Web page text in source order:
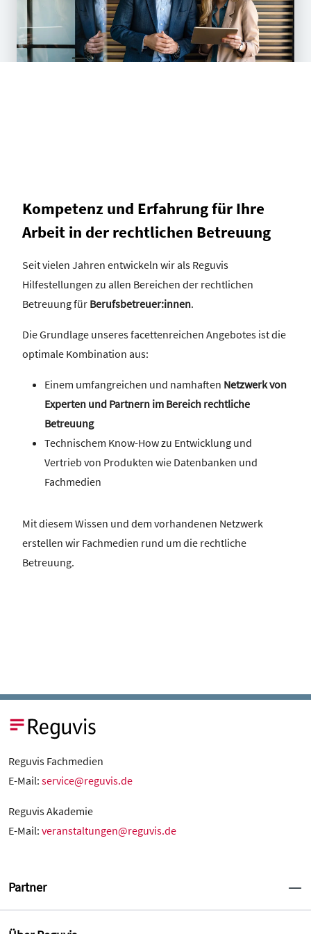
Kompetenz und Erfahrung für Ihre
Arbeit in der rechtlichen Betreuung
Seit vielen Jahren entwickeln wir als Reguvis
Hilfestellungen zu allen Bereichen der rechtlichen
Betreuung für Berufsbetreuer:innen.
Die Grundlage unseres facettenreichen Angebotes ist die
optimale Kombination aus:
Einem umfangreichen und namhaften Netzwerk von
Experten und Partnern im Bereich rechtliche
Betreuung
Technischem Know-How zu Entwicklung und
Vertrieb von Produkten wie Datenbanken und
Fachmedien
Mit diesem Wissen und dem vorhandenen Netzwerk
erstellen wir Fachmedien rund um die rechtliche
Betreuung.
Reguvis Fachmedien
E-Mail: service@reguvis.de
Reguvis Akademie
E-Mail: veranstaltungen@reguvis.de
Partner